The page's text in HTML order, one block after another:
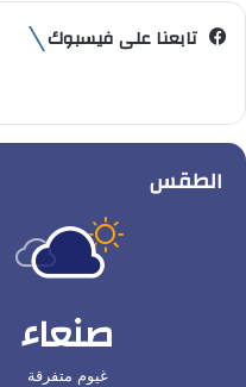
تابعنا على فيسبوك
الطقس
صنعاء
غيوم متفرقة